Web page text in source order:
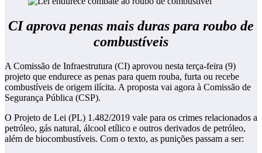
CI aprova penas mais duras para roubo de
combustíveis
A Comissão de Infraestrutura (CI) aprovou nesta terça-feira (9)
projeto que endurece as penas para quem rouba, furta ou recebe
combustíveis de origem ilícita. A proposta vai agora à Comissão de
Segurança Pública (CSP).
O Projeto de Lei (PL) 1.482/2019 vale para os crimes relacionados a
petróleo, gás natural, álcool etílico e outros derivados de petróleo,
além de biocombustíveis. Com o texto, as punições passam a ser: